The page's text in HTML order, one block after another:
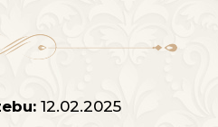
12.02.2025